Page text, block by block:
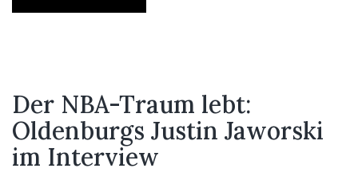
Der NBA-Traum lebt:
Oldenburgs Justin Jaworski
im Interview